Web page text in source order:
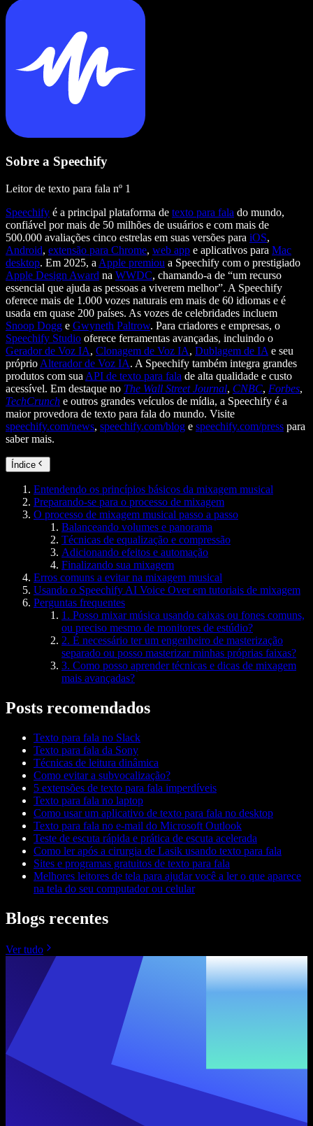
Sobre a Speechify
Leitor de texto para fala nº 1
Speechify é a principal plataforma de texto para fala do mundo,
confiável por mais de 50 milhões de usuários e com mais de
500.000 avaliações cinco estrelas em suas versões para iOS,
Android, extensão para Chrome, web app e aplicativos para Mac
desktop. Em 2025, a Apple premiou a Speechify com o prestigiado
Apple Design Award na WWDC, chamando-a de “um recurso
essencial que ajuda as pessoas a viverem melhor”. A Speechify
oferece mais de 1.000 vozes naturais em mais de 60 idiomas e é
usada em quase 200 países. As vozes de celebridades incluem
Snoop Dogg e Gwyneth Paltrow. Para criadores e empresas, o
Speechify Studio oferece ferramentas avançadas, incluindo o
Gerador de Voz IA, Clonagem de Voz IA, Dublagem de IA e seu
próprio Alterador de Voz IA. A Speechify também integra grandes
produtos com sua API de texto para fala de alta qualidade e custo
acessível. Em destaque no The Wall Street Journal, CNBC, Forbes,
TechCrunch e outros grandes veículos de mídia, a Speechify é a
maior provedora de texto para fala do mundo. Visite
speechify.com/news, speechify.com/blog e speechify.com/press para
saber mais.
Índice
Entendendo os princípios básicos da mixagem musical
Preparando-se para o processo de mixagem
O processo de mixagem musical passo a passo
Balanceando volumes e panorama
Técnicas de equalização e compressão
Adicionando efeitos e automação
Finalizando sua mixagem
Erros comuns a evitar na mixagem musical
Usando o Speechify AI Voice Over em tutoriais de mixagem
Perguntas frequentes
1. Posso mixar música usando caixas ou fones comuns,
ou preciso mesmo de monitores de estúdio?
2. É necessário ter um engenheiro de masterização
separado ou posso masterizar minhas próprias faixas?
3. Como posso aprender técnicas e dicas de mixagem
mais avançadas?
Posts recomendados
Texto para fala no Slack
Texto para fala da Sony
Técnicas de leitura dinâmica
Como evitar a subvocalização?
5 extensões de texto para fala imperdíveis
Texto para fala no laptop
Como usar um aplicativo de texto para fala no desktop
Texto para fala no e-mail do Microsoft Outlook
Teste de escuta rápida e prática de escuta acelerada
Como ler após a cirurgia de Lasik usando texto para fala
Sites e programas gratuitos de texto para fala
Melhores leitores de tela para ajudar você a ler o que aparece
na tela do seu computador ou celular
Blogs recentes
Ver tudo